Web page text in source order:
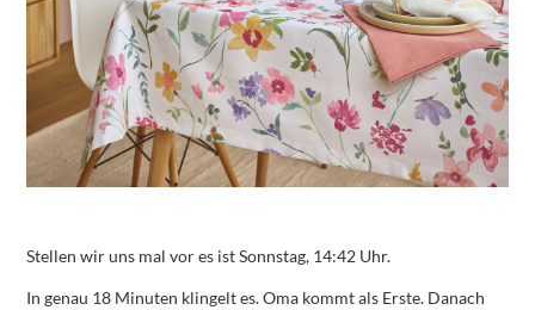
Stellen wir uns mal vor es ist Sonnstag, 14:42 Uhr.
In genau 18 Minuten klingelt es. Oma kommt als Erste. Danach